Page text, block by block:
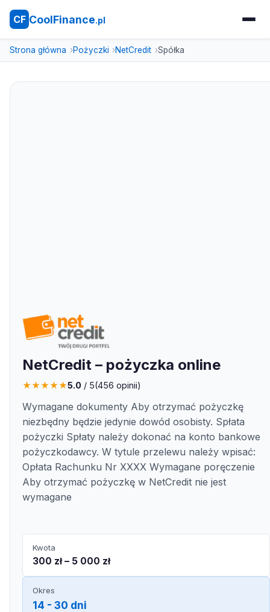
CF CoolFinance.pl
Strona główna Pożyczki NetCredit Spółka
NetCredit – pożyczka online
★★★★★5.0 / 5(456 opinii)
Wymagane dokumenty Aby otrzymać pożyczkę
niezbędny będzie jedynie dowód osobisty. Spłata
pożyczki Spłaty należy dokonać na konto bankowe
pożyczkodawcy. W tytule przelewu należy wpisać:
Opłata Rachunku Nr XXXX Wymagane poręczenie
Aby otrzymać pożyczkę w NetCredit nie jest
wymagane
Kwota
300 zł – 5 000 zł
Okres
14 - 30 dni